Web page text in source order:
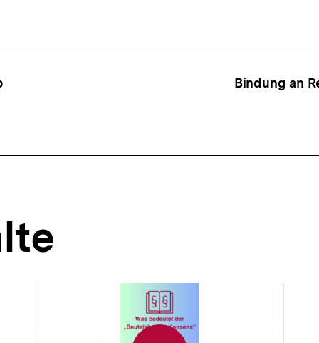
Bindung an